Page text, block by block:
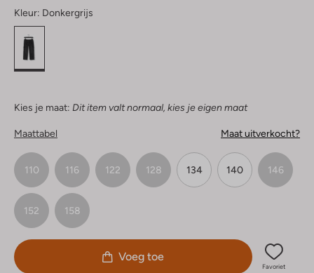
Kleur: Donkergrijs
Kies je maat: Dit item valt normaal, kies je eigen maat
Maattabel Maat uitverkocht?
110 116 122 128 134 140 146
152 158
Voeg toe
Favoriet